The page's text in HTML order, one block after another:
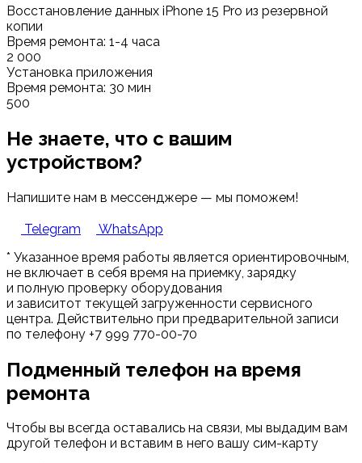
Восстановление данных iPhone 15 Pro из резервной
копии
Время ремонта: 1-4 часа
2 000
Установка приложения
Время ремонта: 30 мин
500
Не знаете, что с вашим
устройством?
Напишите нам в мессенджере — мы поможем!
Telegram
WhatsApp
* Указанное время работы является ориентировочным,
не включает в себя время на приемку, зарядку
и полную проверку оборудования
и зависитот текущей загруженности сервисного
центра. Действительно при предварительной записи
по телефону +7 999 770-00-70
Подменный телефон на время
ремонта
Чтобы вы всегда оставались на связи, мы выдадим вам
другой телефон и вставим в него вашу сим-карту